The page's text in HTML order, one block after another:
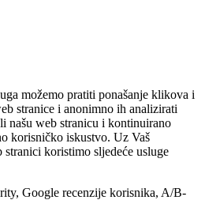
možemo pratiti ponašanje klikova i
stranice i anonimno ih analizirati
našu web stranicu i kontinuirano
korisničko iskustvo. Uz Vaš
koristimo sljedeće usluge
Google recenzije korisnika, A/B-